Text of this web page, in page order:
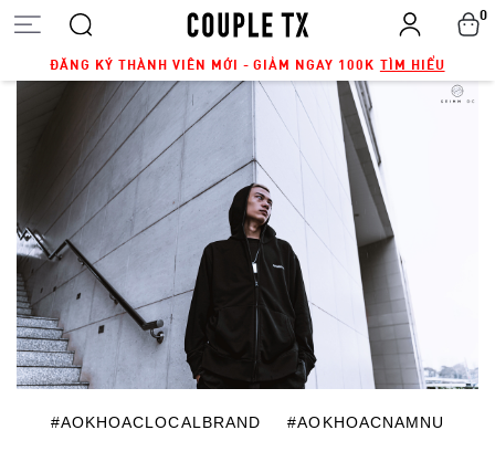
ĐĂNG KÝ THÀNH VIÊN MỚI - GIẢM NGAY 100K TÌM HIỂU
0
#AOKHOACLOCALBRAND #AOKHOACNAMNU